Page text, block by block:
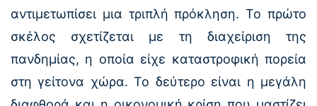
αντιμετωπίσει μια τριπλή πρόκληση. Το πρώτο
σκέλος σχετίζεται με τη διαχείριση της
πανδημίας, η οποία είχε καταστροφική πορεία
στη γείτονα χώρα. Το δεύτερο είναι η μεγάλη